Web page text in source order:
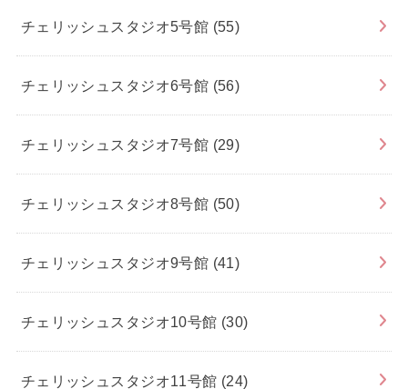
チェリッシュスタジオ5号館 (55)
チェリッシュスタジオ6号館 (56)
チェリッシュスタジオ7号館 (29)
チェリッシュスタジオ8号館 (50)
チェリッシュスタジオ9号館 (41)
チェリッシュスタジオ10号館 (30)
チェリッシュスタジオ11号館 (24)